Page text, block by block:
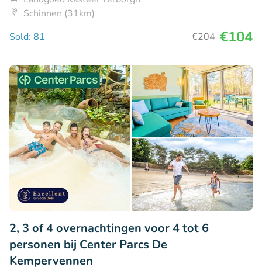
Schinnen (31km)
Sold: 81
€204 €104
2, 3 of 4 overnachtingen voor 4 tot 6
personen bij Center Parcs De
Kempervennen